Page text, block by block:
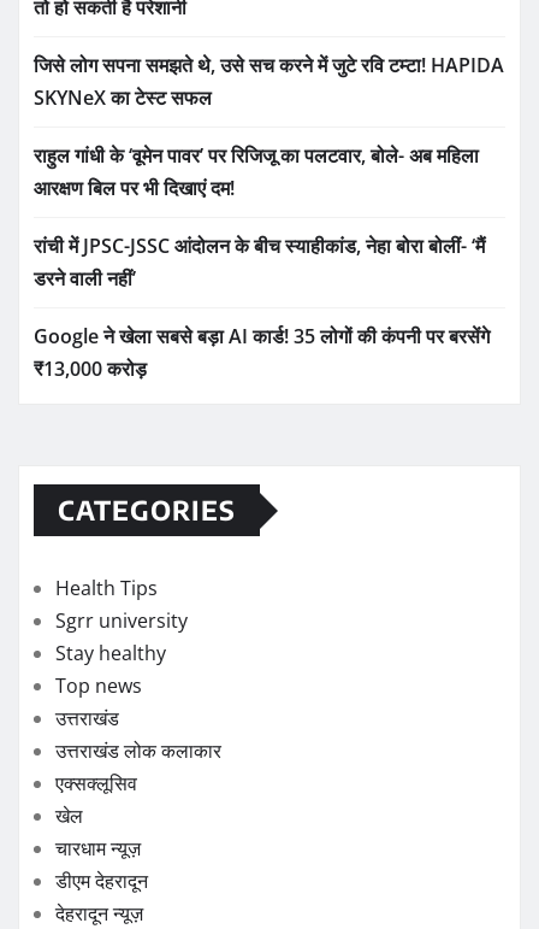
तो हो सकती है परेशानी
जिसे लोग सपना समझते थे, उसे सच करने में जुटे रवि टम्टा! HAPIDA
SKYNeX का टेस्ट सफल
राहुल गांधी के ‘वूमेन पावर’ पर रिजिजू का पलटवार, बोले- अब महिला
आरक्षण बिल पर भी दिखाएं दम!
रांची में JPSC-JSSC आंदोलन के बीच स्याहीकांड, नेहा बोरा बोलीं- ‘मैं
डरने वाली नहीं’
Google ने खेला सबसे बड़ा AI कार्ड! 35 लोगों की कंपनी पर बरसेंगे
₹13,000 करोड़
CATEGORIES
Health Tips
Sgrr university
Stay healthy
Top news
उत्तराखंड
उत्तराखंड लोक कलाकार
एक्सक्लूसिव
खेल
चारधाम न्यूज़
डीएम देहरादून
देहरादून न्यूज़